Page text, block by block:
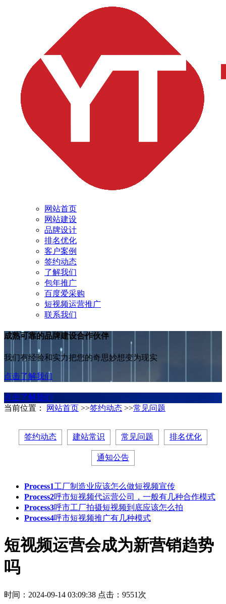
网站首页
网站建设
品牌设计
排名优化
客户案例
签约动态
了解我们
包年推广
百度爱采购
短视频运营推广
联系我们
成熟可靠的品牌建设合作伙伴
我们有经验和实力把您的奇思妙想变为现实
点击了解我们
点击了解我们
当前位置：
网站首页 >>签约动态 >>常见问题
签约动态 建站常识 常见问题 排名优化
通知公告
Process1工厂制造业应该怎么做短视频宣传
Process2呼市短视频代运营公司，一般有几种合作模式
Process3呼市工厂拍摄短视频到底应该怎么拍
Process4呼市短视频推广有几种模式
短视频运营会成为新营销趋势
吗
时间：2024-09-14 03:09:38 点击：9551次